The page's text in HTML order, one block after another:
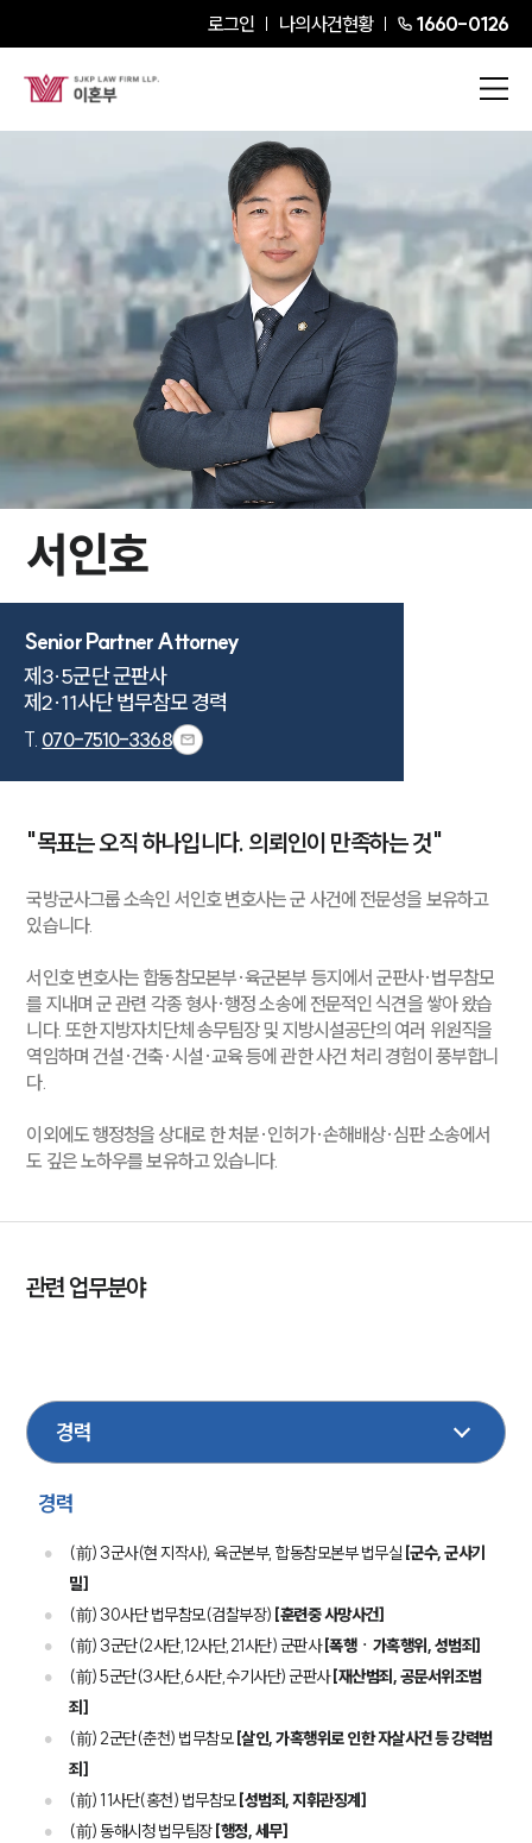
로그인 나의사건현황 1660-0126
서인호Senior Partner Attorney
서인호
Senior Partner Attorney
제3·5군단 군판사
제2·11사단 법무참모 경력
T. 070-7510-3368
"목표는 오직 하나입니다. 의뢰인이 만족하는 것"
국방군사그룹 소속인 서인호 변호사는 군 사건에 전문성을 보유하고
있습니다.
서인호 변호사는 합동참모본부·육군본부 등지에서 군판사·법무참모
를 지내며 군 관련 각종 형사·행정 소송에 전문적인 식견을 쌓아 왔습
니다. 또한 지방자치단체 송무팀장 및 지방시설공단의 여러 위원직을
역임하며 건설·건축·시설·교육 등에 관한 사건 처리 경험이 풍부합니
다.
이외에도 행정청을 상대로 한 처분·인허가·손해배상·심판 소송에서
도 깊은 노하우를 보유하고 있습니다.
관련 업무분야
음주교통사고
경력
(前) 3군사(현 지작사), 육군본부, 합동참모본부 법무실 [군수, 군사기
밀]
(前) 30사단 법무참모(검찰부장) [훈련중 사망사건]
(前) 3군단(2사단,12사단,21사단) 군판사[폭행ㆍ가혹행위, 성범죄]
(前) 5군단(3사단,6사단,수기사단) 군판사[재산범죄, 공문서위조범
죄]
(前) 2군단(춘천) 법무참모[살인, 가혹행위로 인한 자살사건 등 강력범
죄]
(前) 11사단(홍천) 법무참모[성범죄, 지휘관징계]
(前) 동해시청 법무팀장[행정, 세무]